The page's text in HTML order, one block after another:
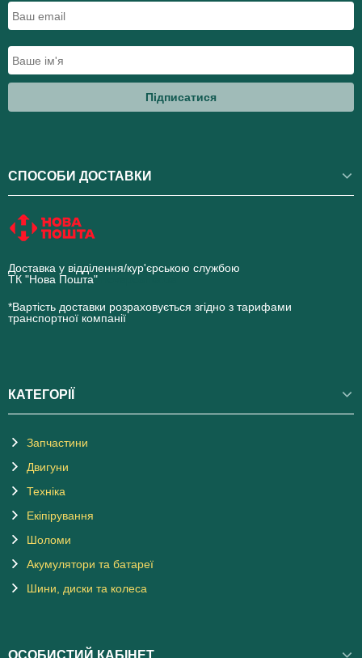
Підписатися
СПОСОБИ ДОСТАВКИ
Доставка у відділення/кур'єрською службою
ТК "Нова Пошта"
*Вартість доставки розраховується згідно з тарифами
транспортної компанії
КАТЕГОРІЇ
Запчастини
Двигуни
Техніка
Екіпірування
Шоломи
Акумулятори та батареї
Шини, диски та колеса
ОСОБИСТИЙ КАБІНЕТ